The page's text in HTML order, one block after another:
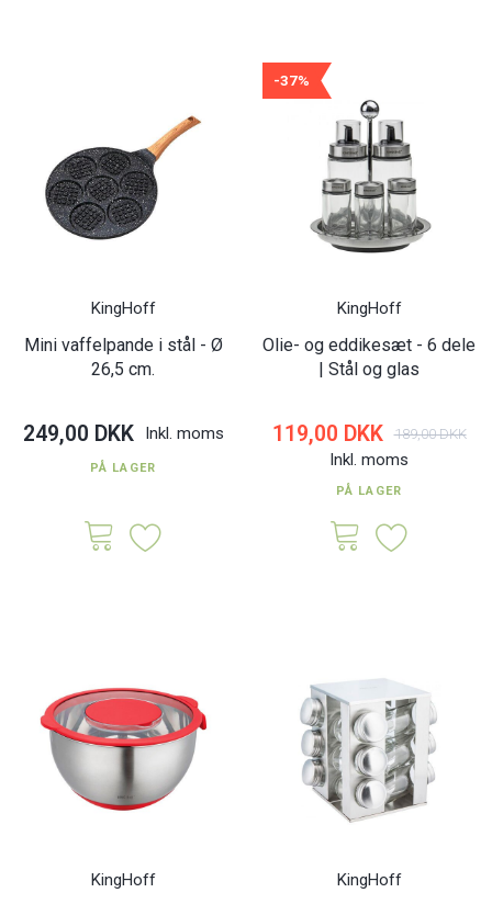
KingHoff
Mini vaffelpande i stål - Ø
26,5 cm.
249,00 DKK Inkl. moms
PÅ LAGER
-37%
KingHoff
Olie- og eddikesæt - 6 dele
| Stål og glas
119,00 DKK 189,00 DKK
Inkl. moms
PÅ LAGER
KingHoff KingHoff